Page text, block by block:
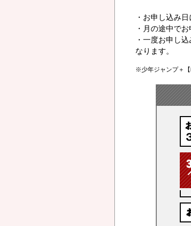
・お申し込み
・月の途中で
・一度お申し
なります。
※少年ジャンプ＋【